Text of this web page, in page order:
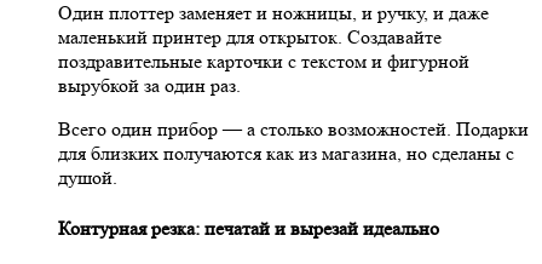
Один плоттер заменяет и ножницы, и ручку, и даже
маленький принтер для открыток. Создавайте
поздравительные карточки с текстом и фигурной
вырубкой за один раз.
Всего один прибор — а столько возможностей. Подарки
для близких получаются как из магазина, но сделаны с
душой.
Контурная резка: печатай и вырезай идеально